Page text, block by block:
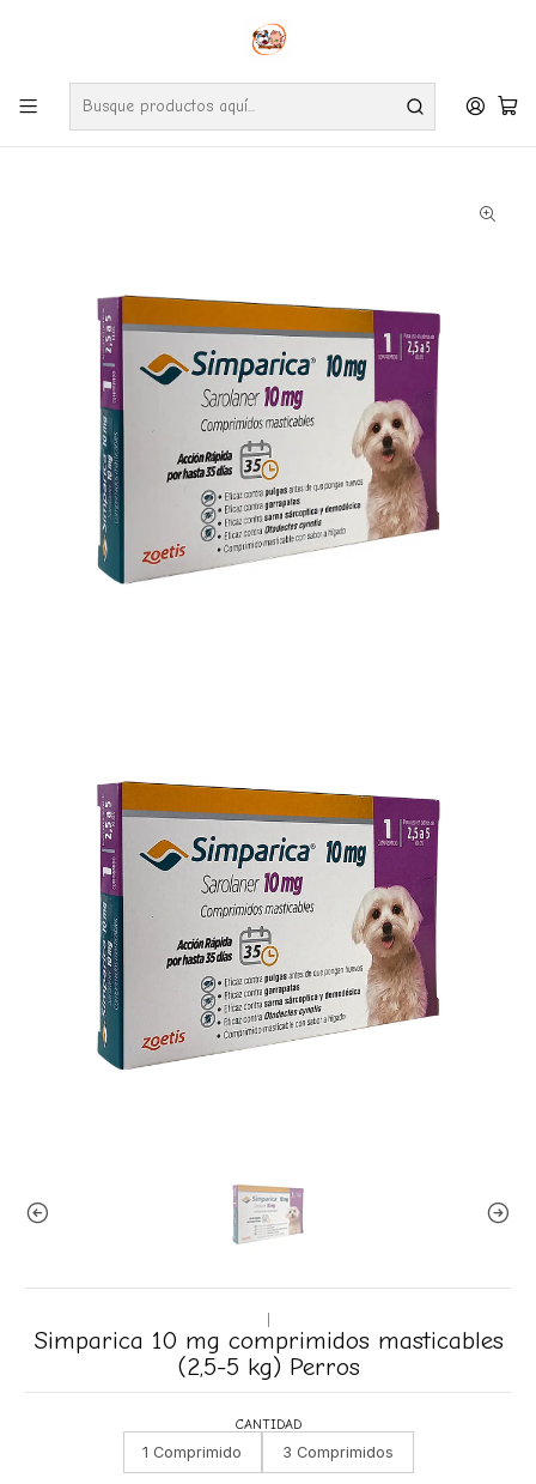
Envíos gratuitos por compras desde $24.990 en la RM (Comunas informadas
Ve nuestras zonas de cobertura diaria.
Inicio Farmacia
Simparica 10 mg comprimidos masticables (2,5-5 kg) Perros
Simparica 10 mg comprimidos masticables
(2,5-5 kg) Perros
CANTIDAD
1 Comprimido 3 Comprimidos